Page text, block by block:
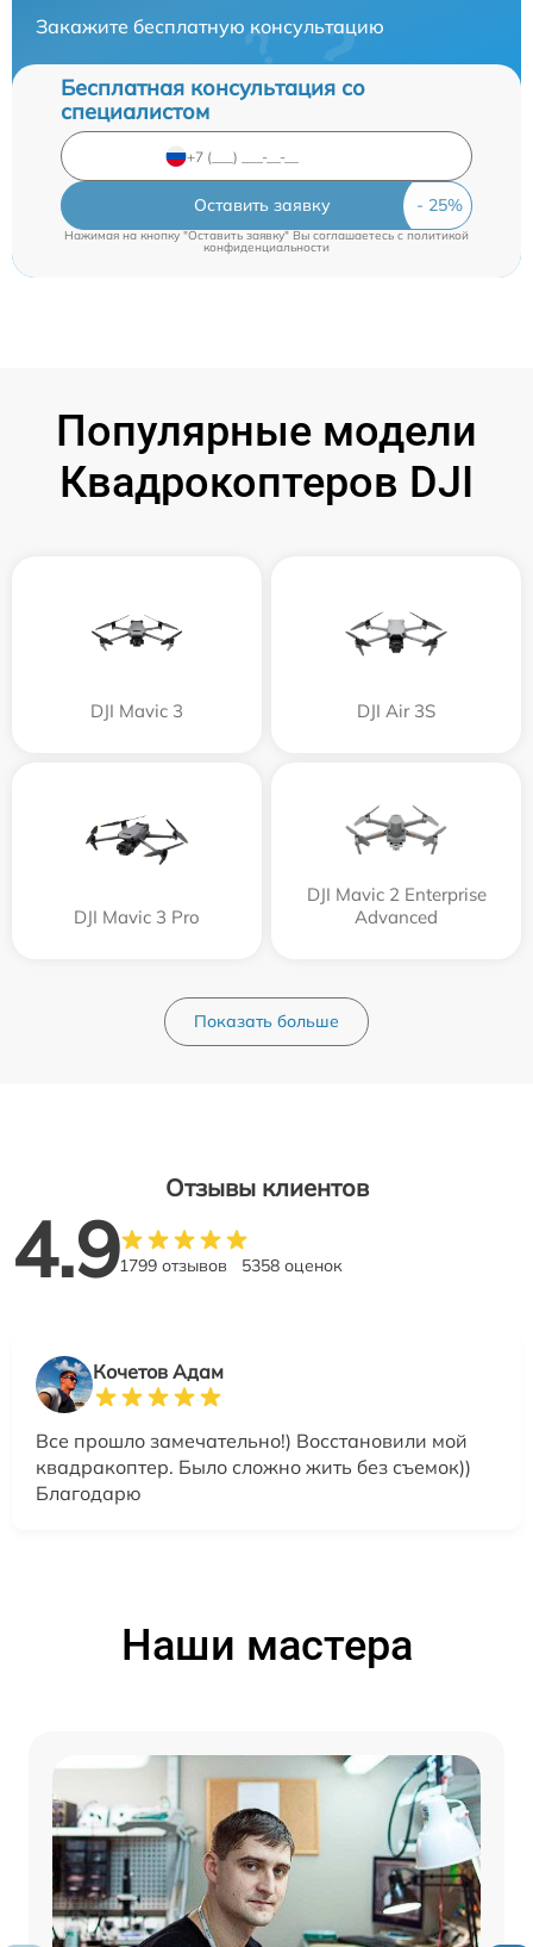
Закажите бесплатную консультацию
Бесплатная консультация со
специалистом
Оставить заявку
Нажимая на кнопку "Оставить заявку" Вы соглашаетесь c политикой
конфиденциальности
Популярные модели
Квадрокоптеров DJI
DJI Mavic 3 DJI Air 3S
DJI Mavic 3 Pro
DJI Mavic 2 Enterprise
Advanced
Показать больше
Отзывы клиентов
4.91799 отзывов 5358 оценок
Кочетов Адам
Все прошло замечательно!) Восстановили мой
квадракоптер. Было сложно жить без съемок))
Благодарю
Наши мастера